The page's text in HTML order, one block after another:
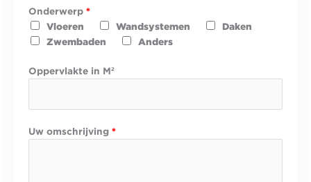
l
a
k
e
m
Onderwerp *
Vloeren
Wandsystemen
Daken
Zwembaden
Anders
Oppervlakte in M²
Uw omschrijving *